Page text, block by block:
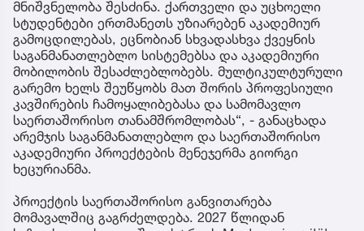
მნიშვნელობა შესძინა. ქართველი და უცხოელი
სტუდენტები ერთმანეთს უზიარებენ აკადემიურ
გამოცდილებას, ეცნობიან სხვადასხვა ქვეყნის
საგანმანათლებლო სისტემებსა და აკადემიური
მობილობის შესაძლებლობებს. მულტიკულტურული
გარემო ხელს შეუწყობს მათ შორის პროფესიული
კავშირების ჩამოყალიბებასა და სამომავლო
საერთაშორისო თანამშრომლობას“, - განაცხადა
არემჯის საგანმანათლებლო და საერთაშორისო
აკადემიური პროექტების მენეჯერმა გიორგი
ხეცურიანმა.
პროექტის საერთაშორისო განვითარება
მომავალშიც გაგრძელდება. 2027 წლიდან